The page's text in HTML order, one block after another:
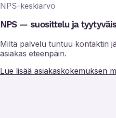
NPS-keskiarvo
NPS — suosittelu ja
Miltä palvelu tuntuu kontaktin
asiakas eteenpäin.
Lue lisää asiakaskokemuksen